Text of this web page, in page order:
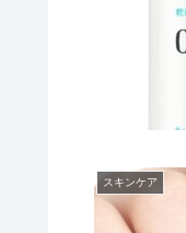
スキンケア